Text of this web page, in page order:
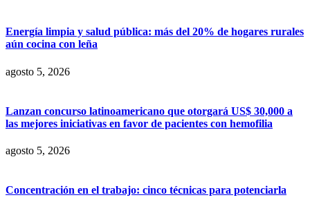
Energía limpia y salud pública: más del 20% de hogares rurales
aún cocina con leña
agosto 5, 2026
Lanzan concurso latinoamericano que otorgará US$ 30,000 a
las mejores iniciativas en favor de pacientes con hemofilia
agosto 5, 2026
Concentración en el trabajo: cinco técnicas para potenciarla